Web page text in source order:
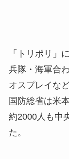
「トリポリ」
兵隊・海軍合
オスプレイな
国防総省は米
約2000人も中
た。